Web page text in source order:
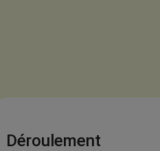
Déroulement